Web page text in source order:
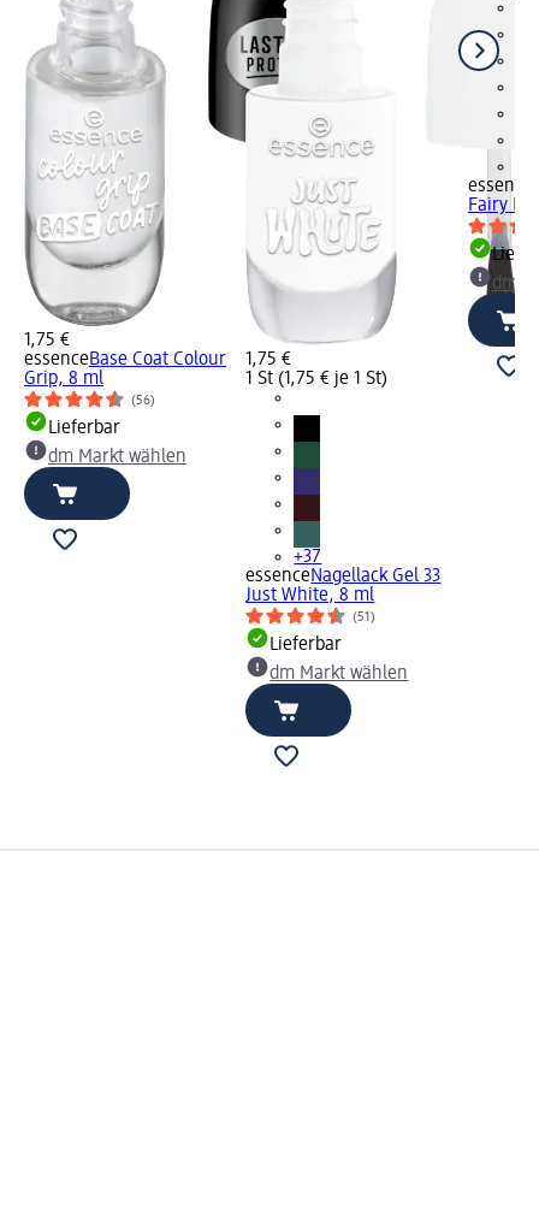
1,75 €
essenceBase Coat Colour
Grip, 8 ml
(56)
Lieferbar
dm Markt wählen
1,75 €
1 St (1,75 € je 1 St)
+37
essenceNagellack Gel 33
Just White, 8 ml
(51)
Lieferbar
dm Markt wählen
essence
Fairy
dm